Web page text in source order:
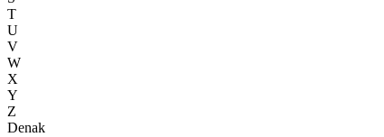
T
U
V
W
X
Y
Z
Denak